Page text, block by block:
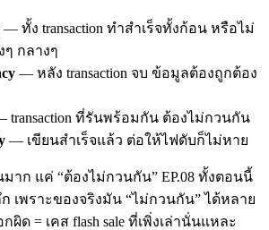
— ทั้ง transaction ทำสำเร็จทั้งก้อน หรือไม่
ๆ กลางๆ
— หลัง transaction จบ ข้อมูลต้องถูกต้อง
transaction ที่รันพร้อมกัน ต้องไม่กวนกัน
— เขียนสำเร็จแล้ว ต่อให้ไฟดับก็ไม่หาย
มาก แค่ “ต้องไม่กวนกัน” EP.08 ทั้งตอนนี้
เพราะของจริงมัน “ไม่กวนกัน” ได้หลาย
ผิด = เคส flash sale ที่เพิ่งเล่านั่นแหละ